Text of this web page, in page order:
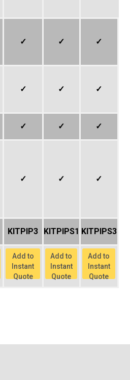
✓ ✓ ✓
✓ ✓ ✓
✓ ✓ ✓
✓ ✓ ✓
KITPIP3 KITPIPS1 KITPIPS3
Add to
Instant
Quote
Add to
Instant
Quote
Add to
Instant
Quote